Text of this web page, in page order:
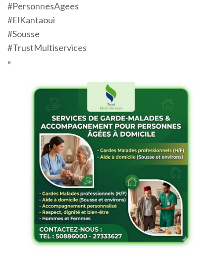
#PersonnesAgees
#ElKantaoui
#Sousse
#TrustMultiservices
«